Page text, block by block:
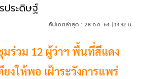
ประดิษฐ์
อัปเดตล่าสุด : 28 ก.ค. 64 | 14:32 น.
ร่วม 12 ผู้ว่าฯ พื้นที่สีแดง
ยงให้พอ เฝ้าระวังการแพร่